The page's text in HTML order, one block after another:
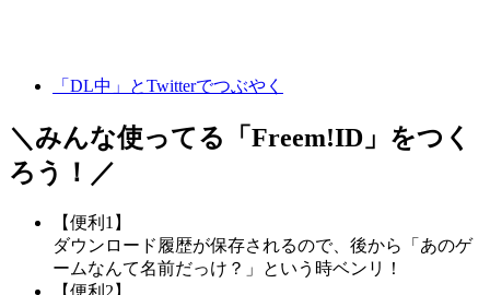
「DL中」とTwitterでつぶやく
＼みんな使ってる「 Freem!ID 」をつく
ろう！／
【便利1】
ダウンロード履歴が保存されるので、後から「あのゲ
ームなんて名前だっけ？」という時ベンリ！
【便利2】